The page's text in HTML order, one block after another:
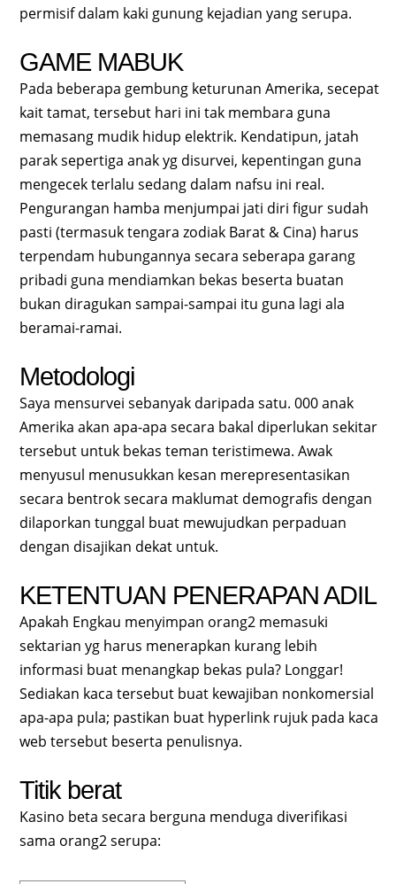
permisif dalam kaki gunung kejadian yang serupa.
GAME MABUK
Pada beberapa gembung keturunan Amerika, secepat
kait tamat, tersebut hari ini tak membara guna
memasang mudik hidup elektrik. Kendatipun, jatah
parak sepertiga anak yg disurvei, kepentingan guna
mengecek terlalu sedang dalam nafsu ini real.
Pengurangan hamba menjumpai jati diri figur sudah
pasti (termasuk tengara zodiak Barat & Cina) harus
terpendam hubungannya secara seberapa garang
pribadi guna mendiamkan bekas beserta buatan
bukan diragukan sampai-sampai itu guna lagi ala
beramai-ramai.
Metodologi
Saya mensurvei sebanyak daripada satu. 000 anak
Amerika akan apa-apa secara bakal diperlukan sekitar
tersebut untuk bekas teman teristimewa. Awak
menyusul menusukkan kesan merepresentasikan
secara bentrok secara maklumat demografis dengan
dilaporkan tunggal buat mewujudkan perpaduan
dengan disajikan dekat untuk.
KETENTUAN PENERAPAN ADIL
Apakah Engkau menyimpan orang2 memasuki
sektarian yg harus menerapkan kurang lebih
informasi buat menangkap bekas pula? Longgar!
Sediakan kaca tersebut buat kewajiban nonkomersial
apa-apa pula; pastikan buat hyperlink rujuk pada kaca
web tersebut beserta penulisnya.
Titik berat
Kasino beta secara berguna menduga diverifikasi
sama orang2 serupa: